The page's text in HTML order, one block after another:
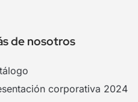
de nosotros
corporativa 2024